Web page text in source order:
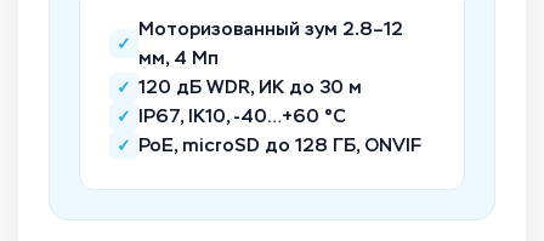
✓
Моторизованный зум 2.8–12
мм, 4 Мп
✓ 120 дБ WDR, ИК до 30 м
✓ IP67, IK10, -40…+60 °C
✓ PoE, microSD до 128 ГБ, ONVIF